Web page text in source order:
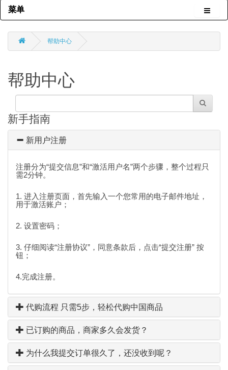
菜单
帮助中心
帮助中心
新手指南
新用户注册
注册分为“提交信息”和“激活用户名”两个步骤，整个过程只
需2分钟。
1. 进入注册页面，首先输入一个您常用的电子邮件地址，
用于激活账户；
2. 设置密码；
3. 仔细阅读“注册协议”，同意条款后，点击“提交注册” 按
钮；
4.完成注册。
代购流程 只需5步，轻松代购中国商品
已订购的商品，商家多久会发货？
为什么我提交订单很久了，还没收到呢？